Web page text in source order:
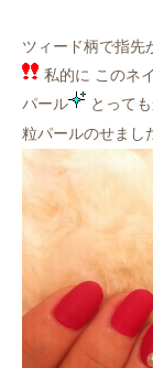
ツィード柄で指先
私的に このネ
パール
とって
粒パールのせまし